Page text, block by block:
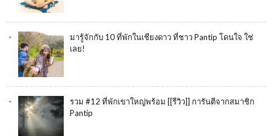
มารู้จักกับ 10 ที่พักในเชียงดาว ที่ชาว Pantip โดนใจ ใช่
เลย!
รวม #12 ที่พักเขาใหญ่พร้อม [[รีวิว]] การันตีจากสมาชิก
Pantip